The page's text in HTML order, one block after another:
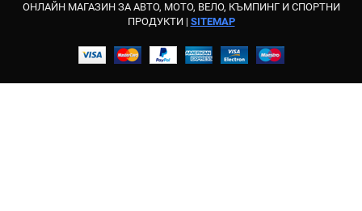
ОНЛАЙН МАГАЗИН ЗА АВТО, МОТО, ВЕЛО, КЪМПИНГ И СПОРТНИ
ПРОДУКТИ | SITEMAP